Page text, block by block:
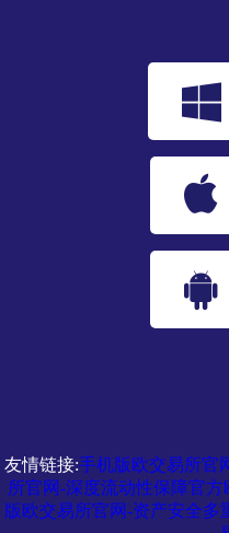
友情链接:手机版欧交易所官
所官网-深度流动性保障官方
版欧交易所官网-资产安全多